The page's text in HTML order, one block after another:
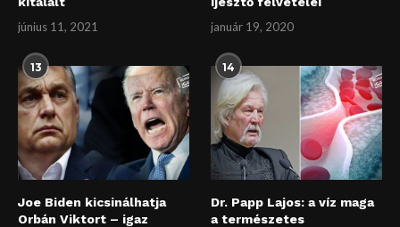
június 11, 2021
január 19, 2020
13
Joe Biden kicsinálhatja
Orbán Viktort – igaz
14
Dr. Papp Lajos: a víz maga
a természetes